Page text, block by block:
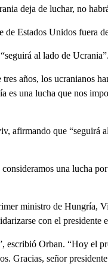
deja de luchar, no
de Estados Unidos fuera
al lado de Ucrania”.
años, los ucranianos
es una lucha que nos
afirmando que “seguirá
una lucha
ministro de Hungría,
con el presidente
escribió Orban. “Hoy el
Gracias, señor